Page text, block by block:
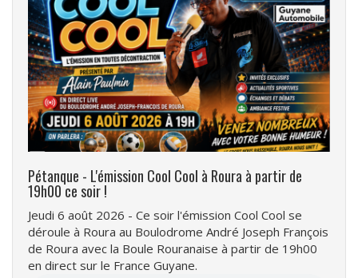
Pétanque - L'émission Cool Cool à Roura à partir de
19h00 ce soir !
Jeudi 6 août 2026 - Ce soir l'émission Cool Cool se
déroule à Roura au Boulodrome André Joseph François
de Roura avec la Boule Rouranaise à partir de 19h00
en direct sur le France Guyane.